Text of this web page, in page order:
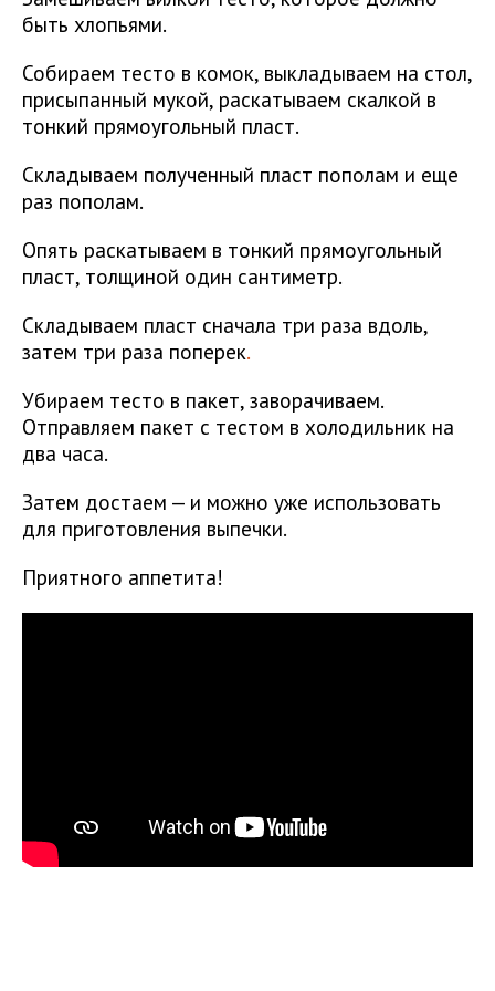
быть хлопьями.
Собираем тесто в комок, выкладываем на стол,
присыпанный мукой, раскатываем скалкой в
тонкий прямоугольный пласт.
Складываем полученный пласт пополам и еще
раз пополам.
Опять раскатываем в тонкий прямоугольный
пласт, толщиной один сантиметр.
Складываем пласт сначала три раза вдоль,
затем три раза поперек.
Убираем тесто в пакет, заворачиваем.
Отправляем пакет с тестом в холодильник на
два часа.
Затем достаем — и можно уже использовать
для приготовления выпечки.
Приятного аппетита!